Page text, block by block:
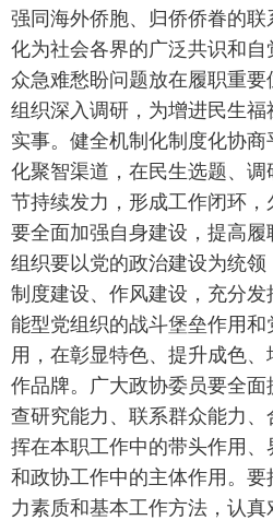
强同海外侨胞、归侨侨眷的
化为社会各界的广泛共识和
众急难愁盼问题放在履职重要
组织深入调研，为增进民生
实事。健全机制化制度化协
化聚智渠道，在民生选题、
节持续发力，形成工作闭环，
要全面加强自身建设，提高
组织要以党的政治建设为统领
制度建设、作风建设，充分
能型党组织的战斗堡垒作用
用，在彰显特色、提升成色
作品牌。广大政协委员要全
查研究能力、联系群众能力
挥在本职工作中的带头作用、
和政协工作中的主体作用。
力素质和基本工作方法，认真